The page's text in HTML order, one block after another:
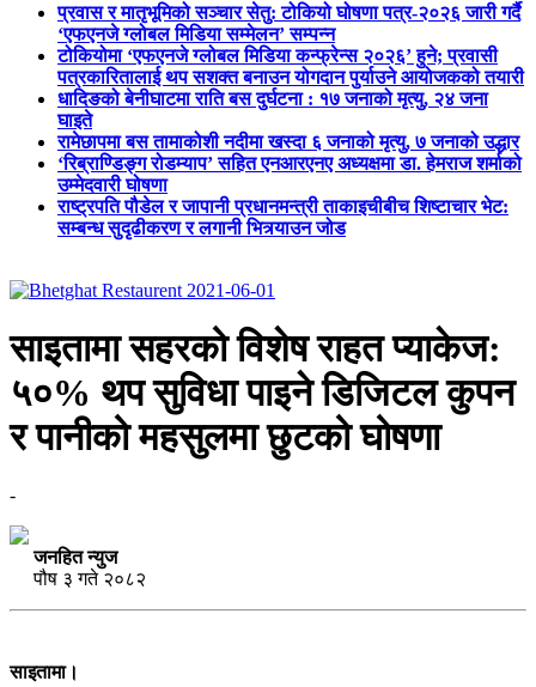
प्रवास र मातृभूमिको सञ्चार सेतु: टोकियो घोषणा पत्र-२०२६ जारी गर्दै
‘एफएनजे ग्लोबल मिडिया सम्मेलन’ सम्पन्न
टोकियोमा ‘एफएनजे ग्लोबल मिडिया कन्फ्रेन्स २०२६’ हुने; प्रवासी
पत्रकारितालाई थप सशक्त बनाउन योगदान पुर्याउने आयोजकको तयारी
धादिङको बेनीघाटमा राति बस दुर्घटना : १७ जनाको मृत्यु, २४ जना
घाइते
रामेछापमा बस तामाकोशी नदीमा खस्दा ६ जनाको मृत्यु, ७ जनाको उद्धार
‘रिब्राण्डिङ्ग रोडम्याप’ सहित एनआरएनए अध्यक्षमा डा. हेमराज शर्माको
उम्मेदवारी घोषणा
राष्ट्रपति पौडेल र जापानी प्रधानमन्त्री ताकाइचीबीच शिष्टाचार भेट:
सम्बन्ध सुदृढीकरण र लगानी भित्र्याउन जोड
साइतामा सहरको विशेष राहत प्याकेज:
५०% थप सुविधा पाइने डिजिटल कुपन
र पानीको महसुलमा छुटको घोषणा
-
जनहित न्युज
पौष ३ गते २०८२
साइतामा।